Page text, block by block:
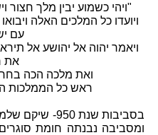
"ויהי כשמוע יבין מלך חצור
ויועדו כל המלכים האלה
עם
ויאמר יהוה אל יהושע אל
את
ואת מלכה הכה
ראש כל הממלכות
בסביבות שנת
ומסביבה נבנתה חומת